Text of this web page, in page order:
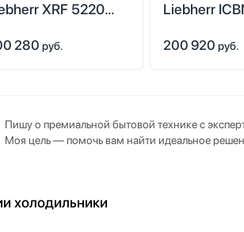
XRF 5220
280 руб.
Liebherr
200 920 руб.
Пишу о премиальной бытовой технике с
Моя цель — помочь вам найти идеальное
холодильники